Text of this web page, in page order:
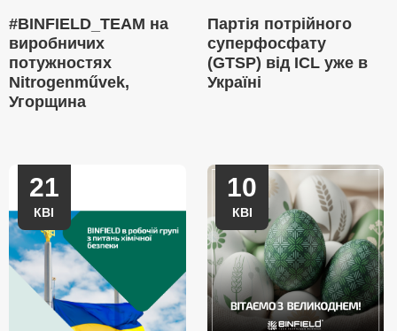
#BINFIELD_TEAM на
виробничих
потужностях
Nitrogenművek,
Угорщина
Партія потрійного
суперфосфату
(GTSP) від ICL уже в
Україні
21
КВІ
10
КВІ